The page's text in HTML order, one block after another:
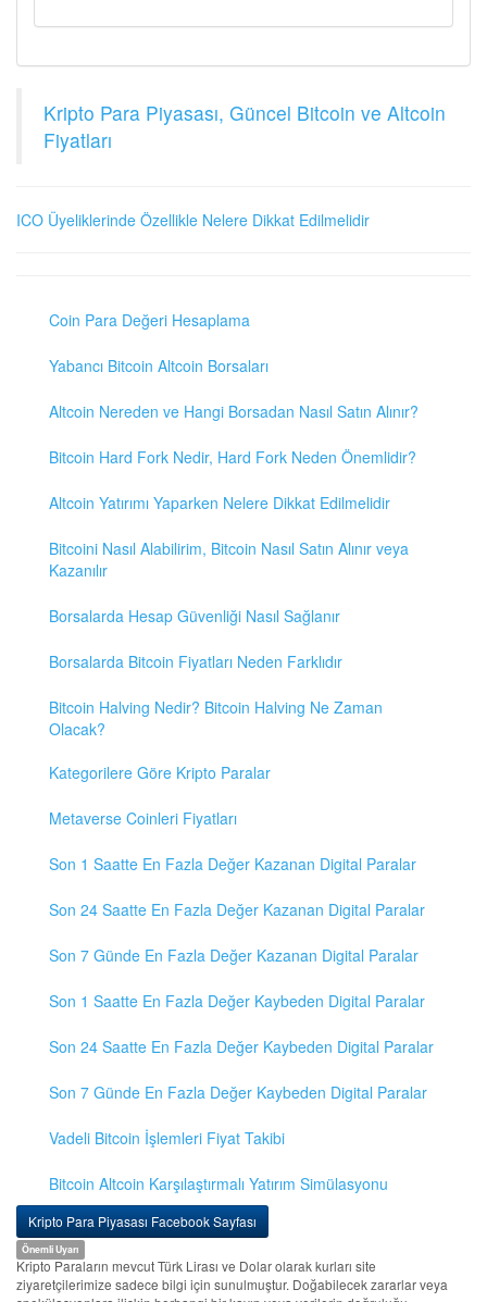
Kripto Para Piyasası, Güncel Bitcoin ve Altcoin
Fiyatları
ICO Üyeliklerinde Özellikle Nelere Dikkat Edilmelidir
Coin Para Değeri Hesaplama
Yabancı Bitcoin Altcoin Borsaları
Altcoin Nereden ve Hangi Borsadan Nasıl Satın Alınır?
Bitcoin Hard Fork Nedir, Hard Fork Neden Önemlidir?
Altcoin Yatırımı Yaparken Nelere Dikkat Edilmelidir
Bitcoini Nasıl Alabilirim, Bitcoin Nasıl Satın Alınır veya
Kazanılır
Borsalarda Hesap Güvenliği Nasıl Sağlanır
Borsalarda Bitcoin Fiyatları Neden Farklıdır
Bitcoin Halving Nedir? Bitcoin Halving Ne Zaman
Olacak?
Kategorilere Göre Kripto Paralar
Metaverse Coinleri Fiyatları
Son 1 Saatte En Fazla Değer Kazanan Digital Paralar
Son 24 Saatte En Fazla Değer Kazanan Digital Paralar
Son 7 Günde En Fazla Değer Kazanan Digital Paralar
Son 1 Saatte En Fazla Değer Kaybeden Digital Paralar
Son 24 Saatte En Fazla Değer Kaybeden Digital Paralar
Son 7 Günde En Fazla Değer Kaybeden Digital Paralar
Vadeli Bitcoin İşlemleri Fiyat Takibi
Bitcoin Altcoin Karşılaştırmalı Yatırım Simülasyonu
Kripto Para Piyasası Facebook Sayfası
Önemli Uyarı
Kripto Paraların mevcut Türk Lirası ve Dolar olarak kurları site
ziyaretçilerimize sadece bilgi için sunulmuştur. Doğabilecek zararlar veya